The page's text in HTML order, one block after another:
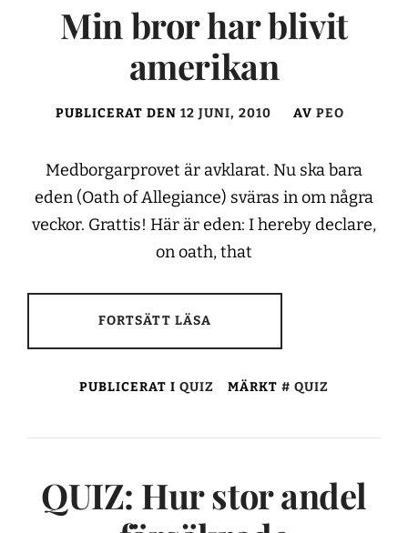
Min bror har blivit
amerikan
PUBLICERAT DEN 12 JUNI, 2010 AV PEO
Medborgarprovet är avklarat. Nu ska bara
eden (Oath of Allegiance) sväras in om några
veckor. Grattis! Här är eden: I hereby declare,
on oath, that
FORTSÄTT LÄSA
PUBLICERAT I QUIZ MÄRKT QUIZ
QUIZ: Hur stor andel